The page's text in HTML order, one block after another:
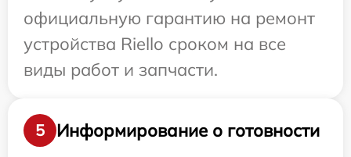
официальную гарантию на ремонт
устройства Riello сроком на все
виды работ и запчасти.
5
Информирование о готовности